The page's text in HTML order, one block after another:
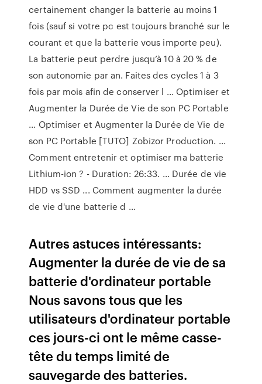
certainement changer la batterie au moins 1
fois (sauf si votre pc est toujours branché sur le
courant et que la batterie vous importe peu).
La batterie peut perdre jusqu’à 10 à 20 % de
son autonomie par an. Faites des cycles 1 à 3
fois par mois afin de conserver l ... Optimiser et
Augmenter la Durée de Vie de son PC Portable
... Optimiser et Augmenter la Durée de Vie de
son PC Portable [TUTO] Zobizor Production. ...
Comment entretenir et optimiser ma batterie
Lithium-ion ? - Duration: 26:33. ... Durée de vie
HDD vs SSD ... Comment augmenter la durée
de vie d'une batterie d ...
Autres astuces intéressants:
Augmenter la durée de vie de sa
batterie d'ordinateur portable
Nous savons tous que les
utilisateurs d'ordinateur portable
ces jours-ci ont le même casse-
tête du temps limité de
sauvegarde des batteries.